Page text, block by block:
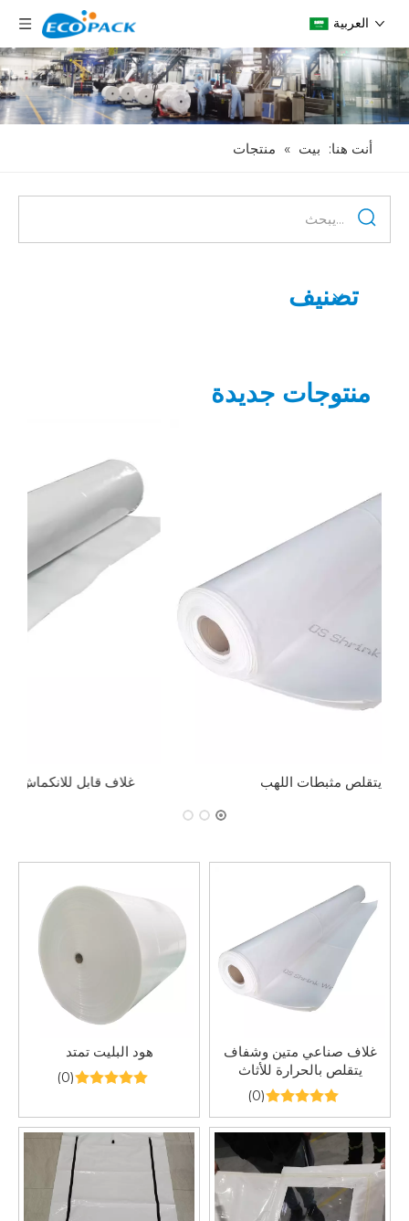
العربية
أنت هنا: بيت » منتجات
تصنيف
منتوجات جديدة
التفاف يتقلص مثبطات اللهب
غلاف صناعي متين وشفاف
يتقلص بالحرارة للأثاث
الخارجي
(0)
هود البليت تمتد
(0)